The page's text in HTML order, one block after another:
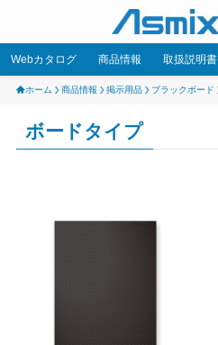
Webカタログ 商品情報 取扱説明書
ホーム 商品情報 掲示用品 ブラックボード
ボードタイプ